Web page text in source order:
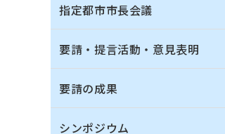
指定都市市長会議
要請・提言活動・意見表明
要請の成果
シンポジウム